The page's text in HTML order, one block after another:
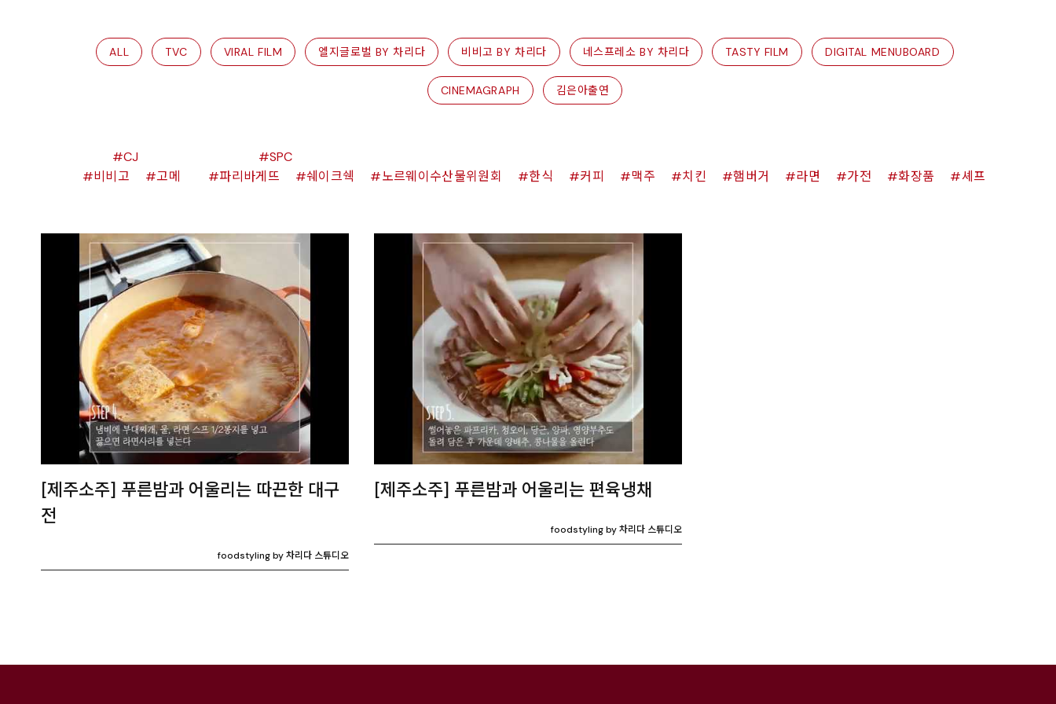
ALL TVC VIRAL FILM 엘지글로벌 BY 차리다 비비고 BY 차리다 네스프레소 BY 차리다 TASTY FILM DIGITAL MENUBOARD
CINEMAGRAPH 김은아출연
CJ
비비고
고메
SPC
파리바게뜨
쉐이크쉑 노르웨이수산물위원회 한식 커피 맥주 치킨 햄버거 라면 가전 화장품 셰프
[제주소주] 푸른밤과 어울리는 따끈한 대구
전
foodstyling by 차리다 스튜디오
[제주소주] 푸른밤과 어울리는 편육냉채
foodstyling by 차리다 스튜디오